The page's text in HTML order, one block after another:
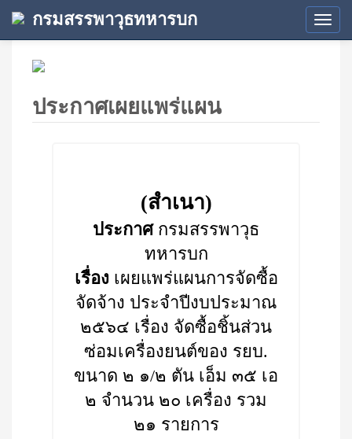
กรมสรรพาวุธทหารบก
ประกาศเผยแพร่แผน
(สำเนา)
ประกาศกรมสรรพาวุธ
ทหารบก
เรื่อง เผยแพร่แผนการจัดซื้อ
จัดจ้าง ประจำปีงบประมาณ
๒๕๖๔ เรื่อง จัดซื้อชิ้นส่วน
ซ่อมเครื่องยนต์ของ รยบ.
ขนาด ๒ ๑/๒ ตัน เอ็ม ๓๕ เอ
๒ จำนวน ๒๐ เครื่อง รวม
๒๑ รายการ